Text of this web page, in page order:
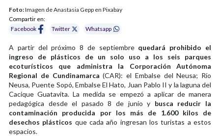
Foto:Imagen de Anastasia Gepp en Pixabay
Compartir en:
Facebook
Twitter Whatsapp
A partir del próximo 8 de septiembre quedará prohibido el
ingreso de plásticos de un solo uso a los seis parques
ecoturísticos que administra la Corporación Autónoma
Regional de Cundinamarca (CAR): el Embalse del Neusa; Río
Neusa, Puente Sopó, Embalse El Hato, Juan Pablo II y la laguna del
Cacique Guatavita. La medida se empezó a aplicar de manera
pedagógica desde el pasado 8 de junio y busca reducir la
contaminación producida por los más de 1.600 kilos de
desechos plásticos que cada año ingresan los turistas a estos
espacios.